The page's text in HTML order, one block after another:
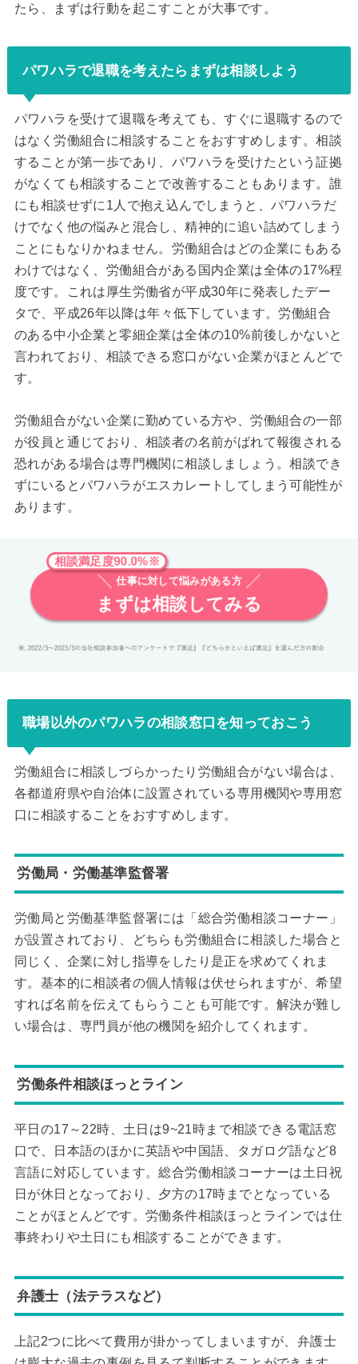
たら、まずは行動を起こすことが大事です。
パワハラで退職を考えたらまずは相談しよう
パワハラを受けて退職を考えても、すぐに退職するので
はなく労働組合に相談することをおすすめします。相談
することが第一歩であり、パワハラを受けたという証拠
がなくても相談することで改善することもあります。誰
にも相談せずに1人で抱え込んでしまうと、パワハラだ
けでなく他の悩みと混合し、精神的に追い詰めてしまう
ことにもなりかねません。労働組合はどの企業にもある
わけではなく、労働組合がある国内企業は全体の17%程
度です。これは厚生労働省が平成30年に発表したデー
タで、平成26年以降は年々低下しています。労働組合
のある中小企業と零細企業は全体の10%前後しかないと
言われており、相談できる窓口がない企業がほとんどで
す。
労働組合がない企業に勤めている方や、労働組合の一部
が役員と通じており、相談者の名前がばれて報復される
恐れがある場合は専門機関に相談しましょう。相談でき
ずにいるとパワハラがエスカレートしてしまう可能性が
あります。
相談満足度90.0%※
仕事に対して悩みがある方
まずは相談してみる
職場以外のパワハラの相談窓口を知っておこう
労働組合に相談しづらかったり労働組合がない場合は、
各都道府県や自治体に設置されている専用機関や専用窓
口に相談することをおすすめします。
労働局・労働基準監督署
労働局と労働基準監督署には「総合労働相談コーナー」
が設置されており、どちらも労働組合に相談した場合と
同じく、企業に対し指導をしたり是正を求めてくれま
す。基本的に相談者の個人情報は伏せられますが、希望
すれば名前を伝えてもらうことも可能です。解決が難し
い場合は、専門員が他の機関を紹介してくれます。
労働条件相談ほっとライン
平日の17～22時、土日は9~21時まで相談できる電話窓
口で、日本語のほかに英語や中国語、タガログ語など8
言語に対応しています。総合労働相談コーナーは土日祝
日が休日となっており、夕方の17時までとなっている
ことがほとんどです。労働条件相談ほっとラインでは仕
事終わりや土日にも相談することができます。
弁護士（法テラスなど）
上記2つに比べて費用が掛かってしまいますが、弁護士